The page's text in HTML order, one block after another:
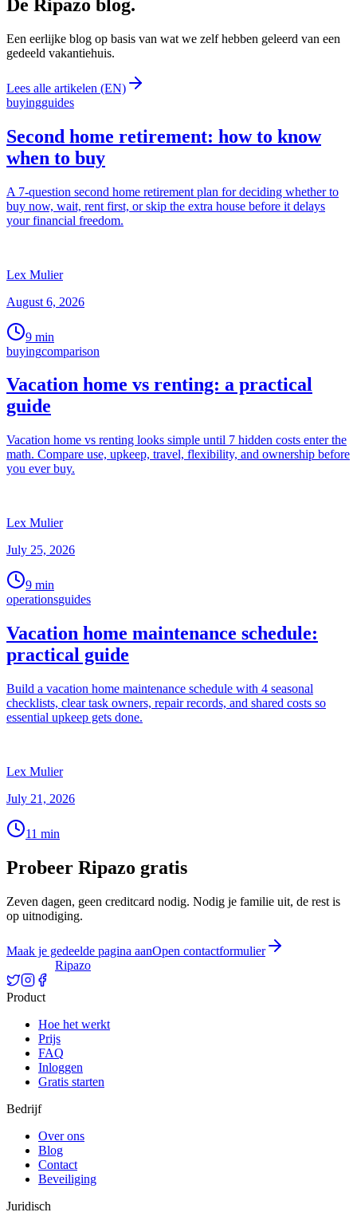
De Ripazo blog.
Een eerlijke blog op basis van wat we zelf hebben geleerd van een
gedeeld vakantiehuis.
Lees alle artikelen (EN)
buyingguides
Second home retirement: how to know
when to buy
A 7-question second home retirement plan for deciding whether to
buy now, wait, rent first, or skip the extra house before it delays
your financial freedom.
Lex Mulier
August 6, 2026
9 min
buyingcomparison
Vacation home vs renting: a practical
guide
Vacation home vs renting looks simple until 7 hidden costs enter the
math. Compare use, upkeep, travel, flexibility, and ownership before
you ever buy.
Lex Mulier
July 25, 2026
9 min
operationsguides
Vacation home maintenance schedule:
practical guide
Build a vacation home maintenance schedule with 4 seasonal
checklists, clear task owners, repair records, and shared costs so
essential upkeep gets done.
Lex Mulier
July 21, 2026
11 min
Probeer Ripazo gratis
Zeven dagen, geen creditcard nodig. Nodig je familie uit, de rest is
op uitnodiging.
Maak je gedeelde pagina aanOpen contactformulier
Ripazo
Product
Hoe het werkt
Prijs
FAQ
Inloggen
Gratis starten
Bedrijf
Over ons
Blog
Contact
Beveiliging
Juridisch